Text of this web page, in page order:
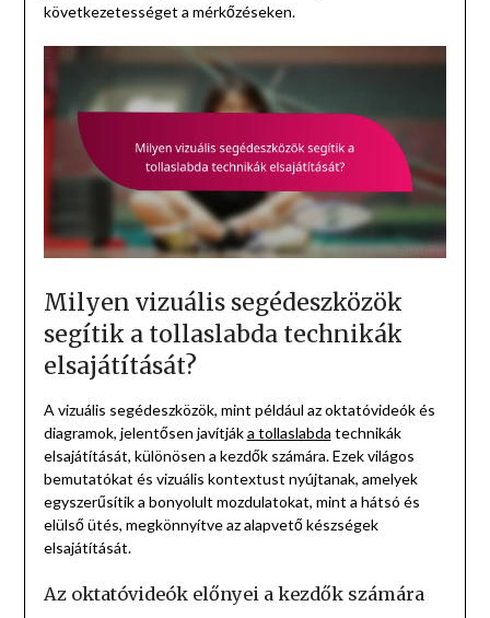
következetességet a mérkőzéseken.
Milyen vizuális segédeszközök
segítik a tollaslabda technikák
elsajátítását?
A vizuális segédeszközök, mint például az oktatóvideók és
diagramok, jelentősen javítjáka tollaslabda technikák
elsajátítását, különösen a kezdők számára. Ezek világos
bemutatókat és vizuális kontextust nyújtanak, amelyek
egyszerűsítik a bonyolult mozdulatokat, mint a hátsó és
elülső ütés, megkönnyítve az alapvető készségek
elsajátítását.
Az oktatóvideók előnyei a kezdők számára